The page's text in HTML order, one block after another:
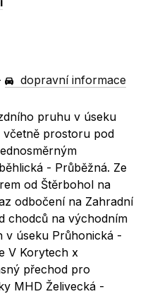
dopravní informace
pruhu v úseku
včetně prostoru pod
- Průběžná. Ze
od Štěrbohol na
odbočení na Zahradní
chodců na východním
v úseku Průhonická -
V Korytech x
přechod pro
MHD Želivecká -